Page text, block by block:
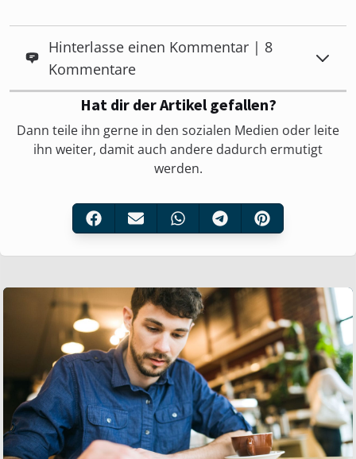
Hinterlasse einen Kommentar | 8
Kommentare
Hat dir der Artikel gefallen?
Dann teile ihn gerne in den sozialen Medien oder leite
ihn weiter, damit auch andere dadurch ermutigt
werden.